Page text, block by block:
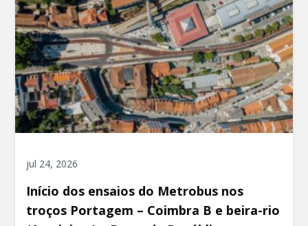
jul 24, 2026
Início dos ensaios do Metrobus nos
troços Portagem – Coimbra B e beira-rio